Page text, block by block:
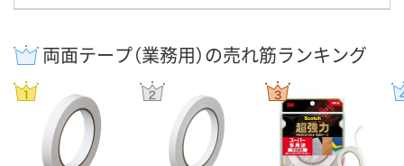
両面テープ（業務用）の売れ筋ランキング